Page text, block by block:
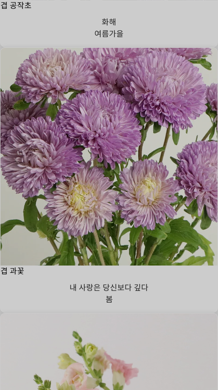
겹 공작초
화해
여름가을
겹 과꽃
내 사랑은 당신보다 깊다
봄